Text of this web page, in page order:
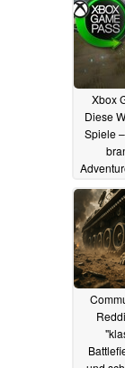
Xbox
Diese
Spiele
zum